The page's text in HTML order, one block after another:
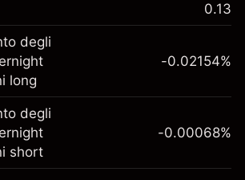
finanziario è disponibile
CFD e knock-out.
0.13
degli
long
-0.02154%
degli
short
-0.00068%